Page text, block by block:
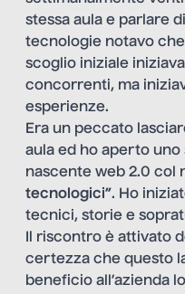
stessa aula e parlare
tecnologie notavo
scoglio iniziale
concorrenti, ma
esperienze.
Era un peccato
aula ed ho aperto uno
nascente web 2.0 col
tecnologici”. Ho
tecnici, storie e
Il riscontro è attivato
certezza che questo
beneficio all’azienda